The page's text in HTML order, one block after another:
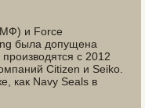
и Force
была допущена
с 2012
Citizen и Seiko.
как Navy Seals в